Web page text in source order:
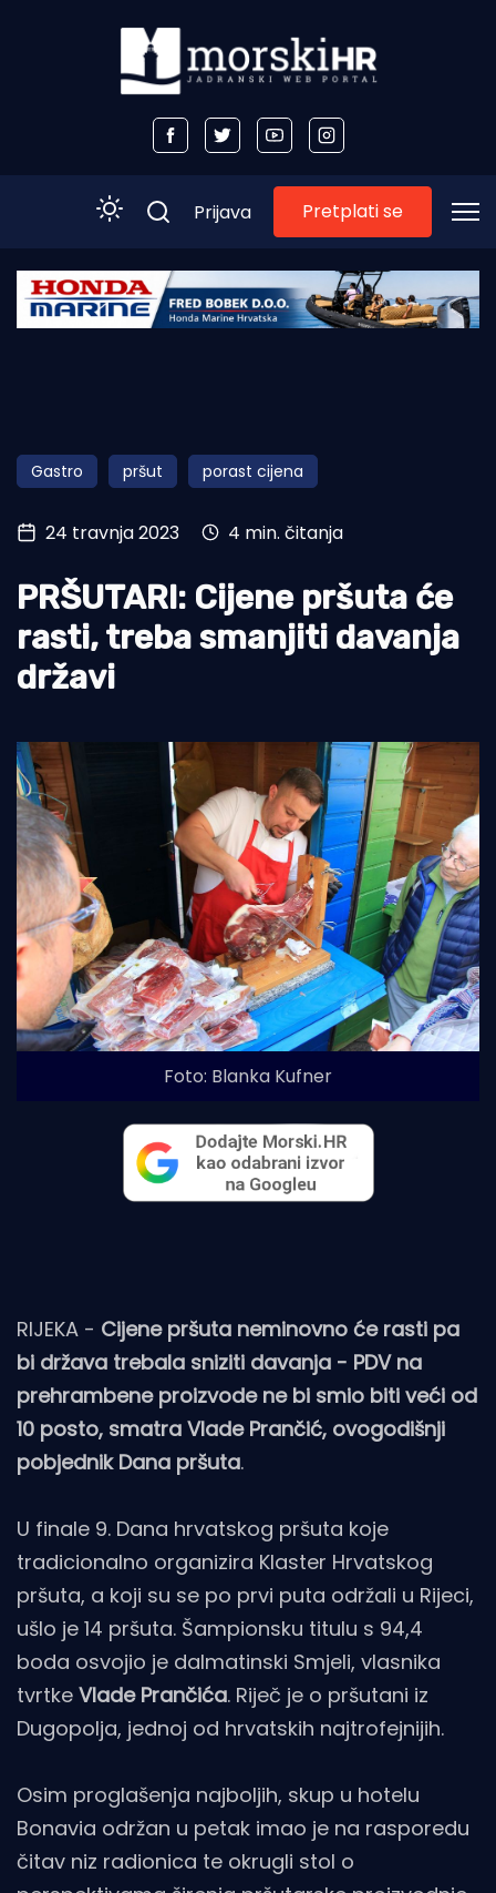
Početna
Obala
Otoci
Turizam i nautika
Pomorstvo
Ribolov
Ekologija
Prijava Pretplati se
Gastro pršut porast cijena
24 travnja 2023 4 min. čitanja
PRŠUTARI: Cijene pršuta će
rasti, treba smanjiti davanja
državi
Foto: Blanka Kufner
RIJEKA - Cijene pršuta neminovno će rasti pa
bi država trebala sniziti davanja - PDV na
prehrambene proizvode ne bi smio biti veći od
10 posto, smatra Vlade Prančić, ovogodišnji
pobjednik Dana pršuta.
U finale 9. Dana hrvatskog pršuta koje
tradicionalno organizira Klaster Hrvatskog
pršuta, a koji su se po prvi puta održali u Rijeci,
ušlo je 14 pršuta. Šampionsku titulu s 94,4
boda osvojio je dalmatinski Smjeli, vlasnika
tvrtke Vlade Prančića. Riječ je o pršutani iz
Dugopolja, jednoj od hrvatskih najtrofejnijih.
Osim proglašenja najboljih, skup u hotelu
Bonavia održan u petak imao je na rasporedu
čitav niz radionica te okrugli stol o